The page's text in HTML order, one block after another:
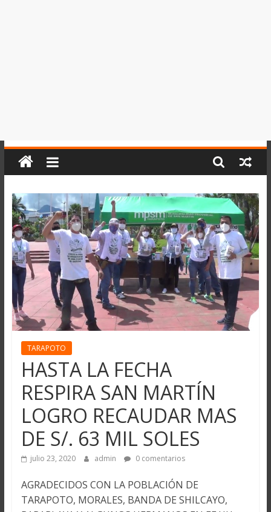
TARAPOTO
HASTA LA FECHA
RESPIRA SAN MARTÍN
LOGRO RECAUDAR MAS
DE S/. 63 MIL SOLES
julio 23, 2020 admin 0 comentarios
AGRADECIDOS CON LA POBLACIÓN DE
TARAPOTO, MORALES, BANDA DE SHILCAYO,